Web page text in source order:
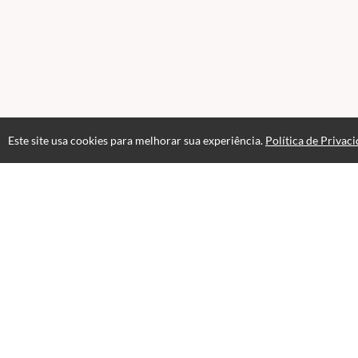
Este site usa cookies para melhorar sua experiência. Política de